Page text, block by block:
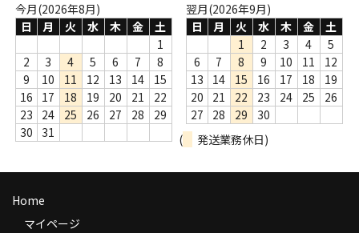
Privacy Policy
特定商取引法に基づく表示
Contact
今月(2026年8月)
日
月 火 水 木 金
土
1
2
3 4 5 6 7
8
9
10 11 12 13 14
15
16
17 18 19 20 21
22
23
24 25 26 27 28
29
30
31
翌月(2026年9月)
日
月 火 水 木 金
土
1
2 3 4
5
6
7 8 9 10 11
12
13
14 15 16 17 18
19
20
21 22 23 24 25
26
27
28 29
30
(
発送業務休日)
Home
マイページ